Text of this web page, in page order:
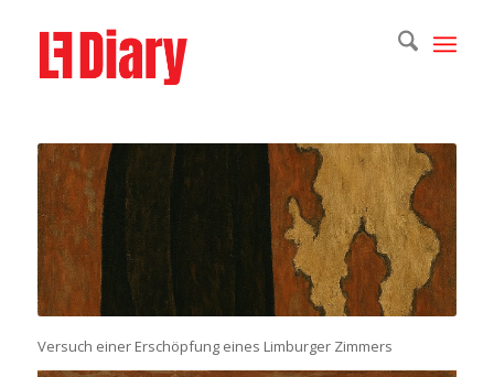
Versuch einer Erschöpfung eines Limburger Zimmers